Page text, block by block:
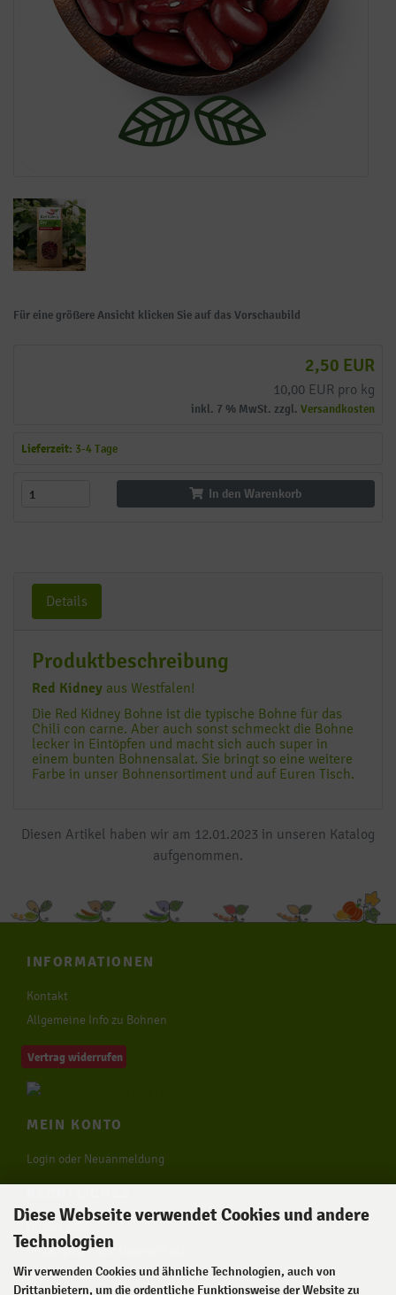
Für eine größere Ansicht klicken Sie auf das Vorschaubild
2,50 EUR
10,00 EUR pro kg
inkl. 7 % MwSt. zzgl. Versandkosten
Lieferzeit: 3-4 Tage
In den Warenkorb
Details
Produktbeschreibung
Red Kidney aus Westfalen!
Die Red Kidney Bohne ist die typische Bohne für das
Chili con carne. Aber auch sonst schmeckt die Bohne
lecker in Eintöpfen und macht sich auch super in
einem bunten Bohnensalat. Sie bringt so eine weitere
Farbe in unser Bohnensortiment und auf Euren Tisch.
Diesen Artikel haben wir am 12.01.2023 in unseren Katalog
aufgenommen.
INFORMATIONEN
Kontakt
Allgemeine Info zu Bohnen
Vertrag widerrufen
MEIN KONTO
Login oder Neuanmeldung
Privatsphäre und Datenschutz
Impressum
Diese Webseite verwendet Cookies und andere
Technologien
Wir verwenden Cookies und ähnliche Technologien, auch von
Drittanbietern, um die ordentliche Funktionsweise der Website zu